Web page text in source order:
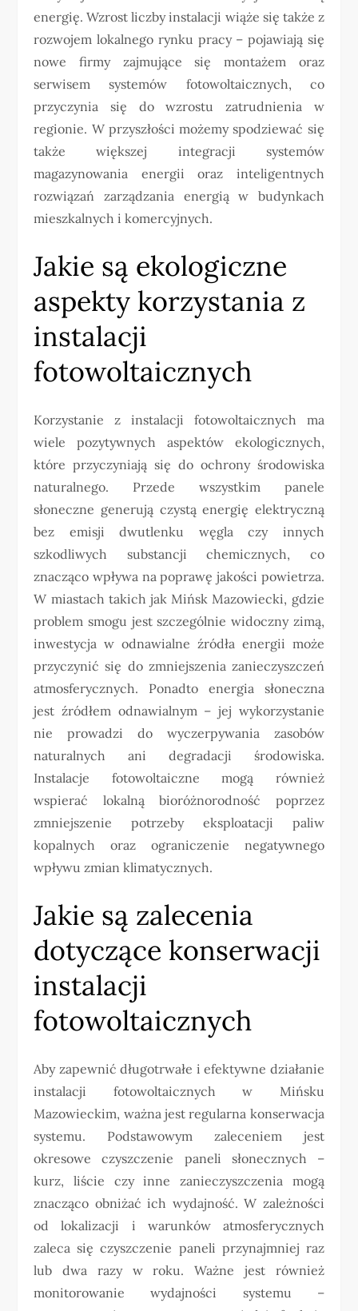
energię. Wzrost liczby instalacji wiąże się także z
rozwojem lokalnego rynku pracy – pojawiają się
nowe firmy zajmujące się montażem oraz
serwisem systemów fotowoltaicznych, co
przyczynia się do wzrostu zatrudnienia w
regionie. W przyszłości możemy spodziewać się
także większej integracji systemów
magazynowania energii oraz inteligentnych
rozwiązań zarządzania energią w budynkach
mieszkalnych i komercyjnych.
Jakie są ekologiczne
aspekty korzystania z
instalacji
fotowoltaicznych
Korzystanie z instalacji fotowoltaicznych ma
wiele pozytywnych aspektów ekologicznych,
które przyczyniają się do ochrony środowiska
naturalnego. Przede wszystkim panele
słoneczne generują czystą energię elektryczną
bez emisji dwutlenku węgla czy innych
szkodliwych substancji chemicznych, co
znacząco wpływa na poprawę jakości powietrza.
W miastach takich jak Mińsk Mazowiecki, gdzie
problem smogu jest szczególnie widoczny zimą,
inwestycja w odnawialne źródła energii może
przyczynić się do zmniejszenia zanieczyszczeń
atmosferycznych. Ponadto energia słoneczna
jest źródłem odnawialnym – jej wykorzystanie
nie prowadzi do wyczerpywania zasobów
naturalnych ani degradacji środowiska.
Instalacje fotowoltaiczne mogą również
wspierać lokalną bioróżnorodność poprzez
zmniejszenie potrzeby eksploatacji paliw
kopalnych oraz ograniczenie negatywnego
wpływu zmian klimatycznych.
Jakie są zalecenia
dotyczące konserwacji
instalacji
fotowoltaicznych
Aby zapewnić długotrwałe i efektywne działanie
instalacji fotowoltaicznych w Mińsku
Mazowieckim, ważna jest regularna konserwacja
systemu. Podstawowym zaleceniem jest
okresowe czyszczenie paneli słonecznych –
kurz, liście czy inne zanieczyszczenia mogą
znacząco obniżać ich wydajność. W zależności
od lokalizacji i warunków atmosferycznych
zaleca się czyszczenie paneli przynajmniej raz
lub dwa razy w roku. Ważne jest również
monitorowanie wydajności systemu –